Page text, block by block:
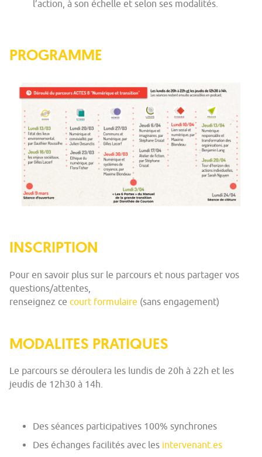
l’action, à son échelle et selon ses modalités.
PROGRAMME
INSCRIPTION
Pour en savoir plus sur le parcours et nous partager vos
questions/attentes,
renseignez ce court formulaire (sans engagement)
MODALITES PRATIQUES
Le parcours se déroulera les lundis de 20h à 22h et les
jeudis de 12h30 à 14h.
Des séances participatives 100% synchrones
Des échanges facilités avec les intervenant.es